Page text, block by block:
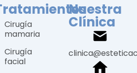
Cirugía
mamaria
Cirugía
facial
Nuestra
Clínica